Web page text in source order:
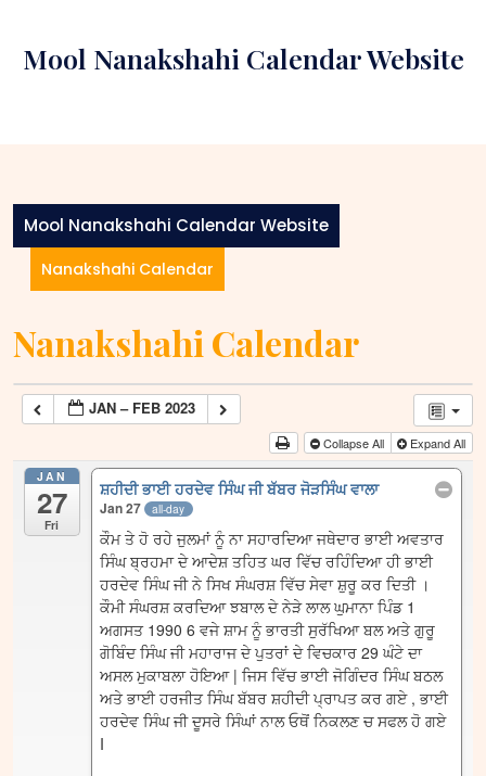
contentMool Nanakshahi Calendar Website
Mool Nanakshahi Calendar Website
Nanakshahi Calendar
Nanakshahi Calendar
JAN – FEB 2023
Collapse All Expand All
JAN
27
Fri
ਸ਼ਹੀਦੀ ਭਾਈ ਹਰਦੇਵ ਸਿੰਘ ਜੀ ਬੱਬਰ ਜੋੜਸਿੰਘ ਵਾਲਾ
Jan 27 all-day
ਕੌਮ ਤੇ ਹੋ ਰਹੇ ਜੁਲਮਾਂ ਨੂੰ ਨਾ ਸਹਾਰਦਿਆ ਜਥੇਦਾਰ ਭਾਈ ਅਵਤਾਰ
ਸਿੰਘ ਬ੍ਰਹਮਾ ਦੇ ਆਦੇਸ਼ ਤਹਿਤ ਘਰ ਵਿੱਚ ਰਹਿੰਦਿਆ ਹੀ ਭਾਈ
ਹਰਦੇਵ ਸਿੰਘ ਜੀ ਨੇ ਸਿਖ ਸੰਘਰਸ਼ ਵਿੱਚ ਸੇਵਾ ਸ਼ੁਰੂ ਕਰ ਦਿਤੀ ।
ਕੌਮੀ ਸੰਘਰਸ਼ ਕਰਦਿਆ ਝਬਾਲ ਦੇ ਨੇੜੇ ਲਾਲ ਘੁਮਾਨਾ ਪਿੰਡ 1
ਅਗਸਤ 1990 6 ਵਜੇ ਸ਼ਾਮ ਨੂੰ ਭਾਰਤੀ ਸੁਰੱਖਿਆ ਬਲ ਅਤੇ ਗੁਰੂ
ਗੋਬਿੰਦ ਸਿੰਘ ਜੀ ਮਹਾਰਾਜ ਦੇ ਪੁਤਰਾਂ ਦੇ ਵਿਚਕਾਰ 29 ਘੰਟੇ ਦਾ
ਅਸਲ ਮੁਕਾਬਲਾ ਹੋਇਆ | ਜਿਸ ਵਿੱਚ ਭਾਈ ਜੋਗਿੰਦਰ ਸਿੰਘ ਬਠਲ
ਅਤੇ ਭਾਈ ਹਰਜੀਤ ਸਿੰਘ ਬੱਬਰ ਸ਼ਹੀਦੀ ਪ੍ਰਾਪਤ ਕਰ ਗਏ , ਭਾਈ
ਹਰਦੇਵ ਸਿੰਘ ਜੀ ਦੂਸਰੇ ਸਿੰਘਾਂ ਨਾਲ ਓਥੋਂ ਨਿਕਲਣ ਚ ਸਫਲ ਹੋ ਗਏ
I